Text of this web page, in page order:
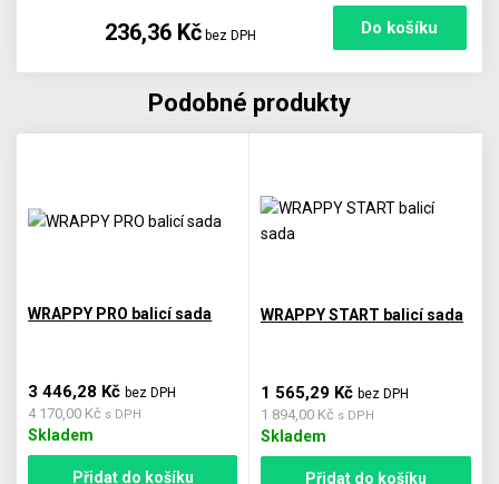
236,36 Kč bez DPH
Podobné produkty
WRAPPY PRO balicí sada
3 446,28 Kčbez DPH
4 170,00 Kč s DPH
Skladem
Přidat do košíku
WRAPPY START balicí sada
1 565,29 Kč bez DPH
1 894,00 Kč s DPH
Skladem
Přidat do košíku